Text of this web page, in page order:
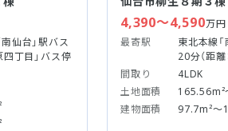
仙台」駅バス
四丁目」バス停
4,390～4,590万円
最寄駅
東北本線
20分（距離
間取り
4LDK
土地面積
建物面積
97.7m²～